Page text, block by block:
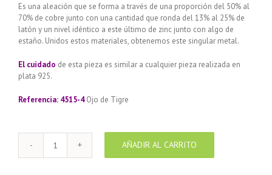
Es una aleación que se forma a través de una proporción del 50% al
70% de cobre junto con una cantidad que ronda del 13% al 25% de
latón y un nivel idéntico a este último de zinc junto con algo de
estaño. Unidos estos materiales, obtenemos este singular metal.
El cuidado de esta pieza es similar a cualquier pieza realizada en
plata 925.
Referencia: 4515-4Ojo de Tigre
Anillo
de
AÑADIR AL CARRITO